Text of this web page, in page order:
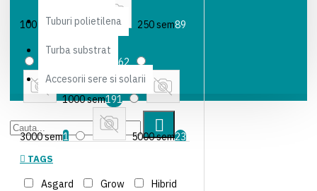
Tuburi polietilena
Turba substrat
Accesorii sere si solarii
de cereale Seminte de
lucerna Seminte de porumb
Seminte de soia
Seminte floarea-soarelui
Seminte profesionale de legume
ASCENZA AZOMURES
BAKKER BROTHERS BASF
BAYER BELCHIM
BIOCROP
BIONUTRIA CAPSICO
100 sem102 250 sem89
62
1000 sem191
3000 sem1 5000 sem23
TAGS
Asgard Grow
Hibrid